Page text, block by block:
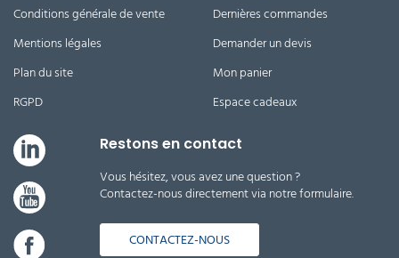
Conditions générale de vente
Mentions légales
Plan du site
RGPD
Dernières commandes
Demander un devis
Mon panier
Espace cadeaux
Restons en contact
Vous hésitez, vous avez une question ?
Contactez-nous directement via notre formulaire.
CONTACTEZ-NOUS